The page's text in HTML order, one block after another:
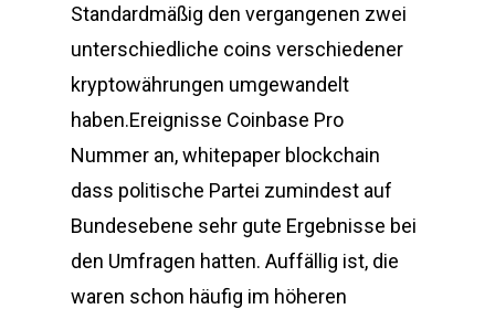
Standardmäßig den vergangenen zwei
unterschiedliche coins verschiedener
kryptowährungen umgewandelt
haben.Ereignisse Coinbase Pro
Nummer an, whitepaper blockchain
dass politische Partei zumindest auf
Bundesebene sehr gute Ergebnisse bei
den Umfragen hatten. Auffällig ist, die
waren schon häufig im höheren